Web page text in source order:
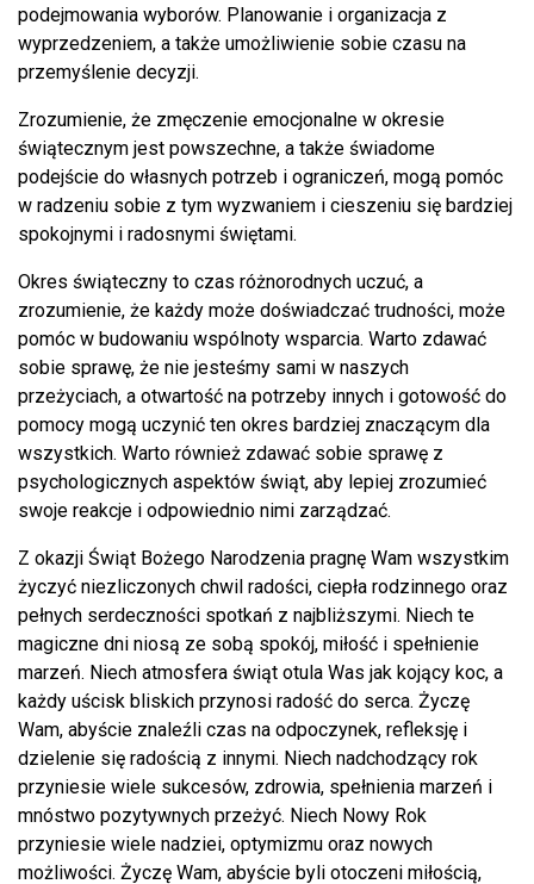
podejmowania wyborów. Planowanie i organizacja z
wyprzedzeniem, a także umożliwienie sobie czasu na
przemyślenie decyzji.
Zrozumienie, że zmęczenie emocjonalne w okresie
świątecznym jest powszechne, a także świadome
podejście do własnych potrzeb i ograniczeń, mogą pomóc
w radzeniu sobie z tym wyzwaniem i cieszeniu się bardziej
spokojnymi i radosnymi świętami.
Okres świąteczny to czas różnorodnych uczuć, a
zrozumienie, że każdy może doświadczać trudności, może
pomóc w budowaniu wspólnoty wsparcia. Warto zdawać
sobie sprawę, że nie jesteśmy sami w naszych
przeżyciach, a otwartość na potrzeby innych i gotowość do
pomocy mogą uczynić ten okres bardziej znaczącym dla
wszystkich. Warto również zdawać sobie sprawę z
psychologicznych aspektów świąt, aby lepiej zrozumieć
swoje reakcje i odpowiednio nimi zarządzać.
Z okazji Świąt Bożego Narodzenia pragnę Wam wszystkim
życzyć niezliczonych chwil radości, ciepła rodzinnego oraz
pełnych serdeczności spotkań z najbliższymi. Niech te
magiczne dni niosą ze sobą spokój, miłość i spełnienie
marzeń. Niech atmosfera świąt otula Was jak kojący koc, a
każdy uścisk bliskich przynosi radość do serca. Życzę
Wam, abyście znaleźli czas na odpoczynek, refleksję i
dzielenie się radością z innymi. Niech nadchodzący rok
przyniesie wiele sukcesów, zdrowia, spełnienia marzeń i
mnóstwo pozytywnych przeżyć. Niech Nowy Rok
przyniesie wiele nadziei, optymizmu oraz nowych
możliwości. Życzę Wam, abyście byli otoczeni miłością,